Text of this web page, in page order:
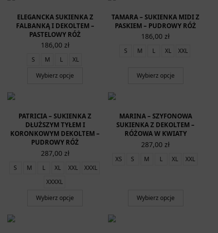
ELEGANCKA SUKIENKA Z
FALBANKĄ I DEKOLTEM –
PASTELOWY RÓŻ
186,00 zł
S M L
XL
Wybierz opcje
TAMARA – SUKIENKA MIDI Z
PASKIEM – PUDROWY RÓŻ
186,00zł
S M L XL XXL
Wybierz opcje
PATRICIA – SUKIENKA Z
DŁUŻSZYM TYŁEM I
KORONKOWYM DEKOLTEM –
PUDROWY RÓŻ
287,00 zł
S M L XL XXL
XXXL
XXXXL
Wybierz opcje
MARINA – SZYFONOWA
SUKIENKA Z DEKOLTEM –
RÓŻOWA W KWIATY
287,00zł
XS S M L XL XXL
Wybierz opcje